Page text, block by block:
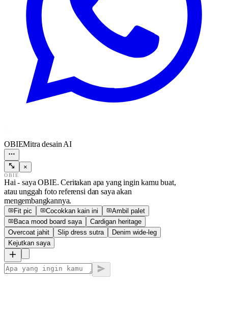
OBIEMitra desain AI
×
OBIE
Hai - saya OBIE. Ceritakan apa yang ingin kamu buat,
atau unggah foto referensi dan saya akan
mengembangkannya.
Fit pic Cocokkan kain ini
Ambil palet
Baca mood board saya
Cardigan heritage
Overcoat jahit
Slip dress sutra
Denim wide-leg
Kejutkan saya